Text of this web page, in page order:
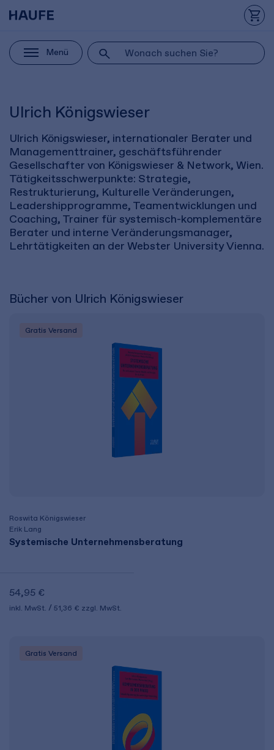
Menü
Ulrich Königswieser
Ulrich Königswieser, internationaler Berater und
Managementtrainer, geschäftsführender
Gesellschafter von Königswieser & Network, Wien.
Tätigkeitsschwerpunkte: Strategie,
Restrukturierung, Kulturelle Veränderungen,
Leadershipprogramme, Teamentwicklungen und
Coaching, Trainer für systemisch-komplementäre
Berater und interne Veränderungsmanager,
Lehrtätigkeiten an der Webster University Vienna.
Bücher von Ulrich Königswieser
Gratis Versand
Roswita Königswieser
Erik Lang
Systemische Unternehmensberatung
54,95 €
inkl. MwSt. 51,36 € zzgl. MwSt.
Gratis Versand